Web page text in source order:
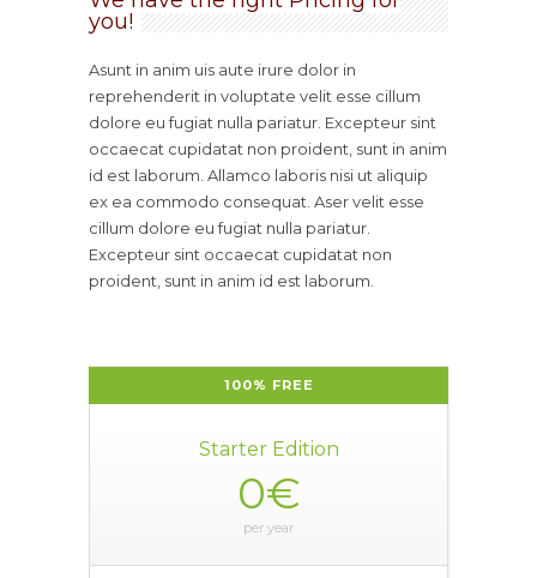
you!
Asunt in anim uis aute irure dolor in
reprehenderit in voluptate velit esse cillum
dolore eu fugiat nulla pariatur. Excepteur sint
occaecat cupidatat non proident, sunt in anim
id est laborum. Allamco laboris nisi ut aliquip
ex ea commodo consequat. Aser velit esse
cillum dolore eu fugiat nulla pariatur.
Excepteur sint occaecat cupidatat non
proident, sunt in anim id est laborum.
100% FREE
Starter Edition
0€
per year